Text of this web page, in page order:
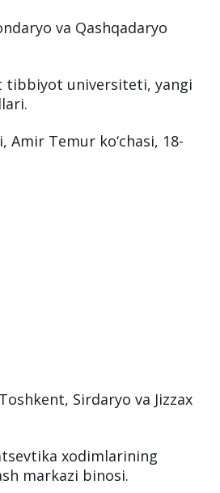
va Qashqadaryo
tibbiyot universiteti, yangi
Amir Temur ko‘chasi, 18-
Sirdaryo va Jizzax
xodimlarining
markazi binosi.